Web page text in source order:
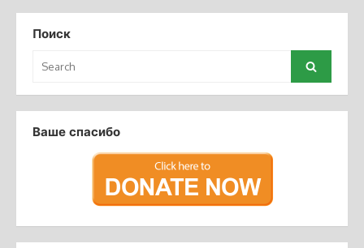
Поиск
for:
Search
Ваше спасибо